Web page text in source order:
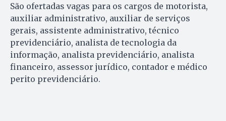
São ofertadas vagas para os cargos de motorista,
auxiliar administrativo, auxiliar de serviços
gerais, assistente administrativo, técnico
previdenciário, analista de tecnologia da
informação, analista previdenciário, analista
financeiro, assessor jurídico, contador e médico
perito previdenciário.